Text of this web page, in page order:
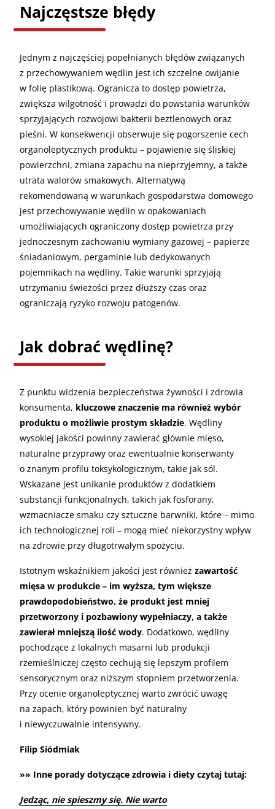
Najczęstsze błędy
Jednym z najczęściej popełnianych błędów związanych
z przechowywaniem wędlin jest ich szczelne owijanie
w folię plastikową. Ogranicza to dostęp powietrza,
zwiększa wilgotność i prowadzi do powstania warunków
sprzyjających rozwojowi bakterii beztlenowych oraz
pleśni. W konsekwencji obserwuje się pogorszenie cech
organoleptycznych produktu – pojawienie się śliskiej
powierzchni, zmiana zapachu na nieprzyjemny, a także
utrata walorów smakowych. Alternatywą
rekomendowaną w warunkach gospodarstwa domowego
jest przechowywanie wędlin w opakowaniach
umożliwiających ograniczony dostęp powietrza przy
jednoczesnym zachowaniu wymiany gazowej – papierze
śniadaniowym, pergaminie lub dedykowanych
pojemnikach na wędliny. Takie warunki sprzyjają
utrzymaniu świeżości przez dłuższy czas oraz
ograniczają ryzyko rozwoju patogenów.
Jak dobrać wędlinę?
Z punktu widzenia bezpieczeństwa żywności i zdrowia
konsumenta, kluczowe znaczenie ma również wybór
produktu o możliwie prostym składzie. Wędliny
wysokiej jakości powinny zawierać głównie mięso,
naturalne przyprawy oraz ewentualnie konserwanty
o znanym profilu toksykologicznym, takie jak sól.
Wskazane jest unikanie produktów z dodatkiem
substancji funkcjonalnych, takich jak fosforany,
wzmacniacze smaku czy sztuczne barwniki, które – mimo
ich technologicznej roli – mogą mieć niekorzystny wpływ
na zdrowie przy długotrwałym spożyciu.
Istotnym wskaźnikiem jakości jest również zawartość
mięsa w produkcie – im wyższa, tym większe
prawdopodobieństwo, że produkt jest mniej
przetworzony i pozbawiony wypełniaczy, a także
zawierał mniejszą ilość wody. Dodatkowo, wędliny
pochodzące z lokalnych masarni lub produkcji
rzemieślniczej często cechują się lepszym profilem
sensorycznym oraz niższym stopniem przetworzenia.
Przy ocenie organoleptycznej warto zwrócić uwagę
na zapach, który powinien być naturalny
i niewyczuwalnie intensywny.
Filip Siódmiak
»» Inne porady dotyczące zdrowia i diety czytaj tutaj:
Jedząc, nie spieszmy się. Nie warto